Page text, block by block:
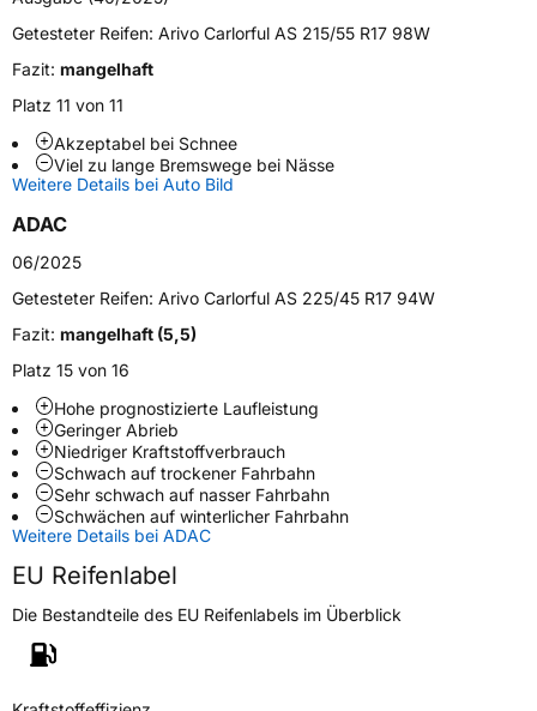
VerwendungGanzjahresreifen
ModellnameCarlorful AS
FahrzeugartPKW & SUV
Weitere Eigenschaften
Schlauchtyp TL
Zustand
XL
EU Label
EffizienzC
NasshaftungC
Rollgeräusch (Klasse)
Rollgeräusch (dB)
Getesteter Reifen: Arivo Carlorful AS 215/55 R17 98W
Fazit: mangelhaft
Platz 11 von 11
Akzeptabel bei Schnee
Viel zu lange Bremswege bei Nässe
Weitere Details bei Auto Bild
ADAC
06/2025
Getesteter Reifen: Arivo Carlorful AS 225/45 R17 94W
Fazit: mangelhaft (5,5)
Platz 15 von 16
Hohe prognostizierte Laufleistung
Geringer Abrieb
Niedriger Kraftstoffverbrauch
Schwach auf trockener Fahrbahn
Sehr schwach auf nasser Fahrbahn
Schwächen auf winterlicher Fahrbahn
Weitere Details bei ADAC
EU Reifenlabel
Die Bestandteile des EU Reifenlabels im Überblick